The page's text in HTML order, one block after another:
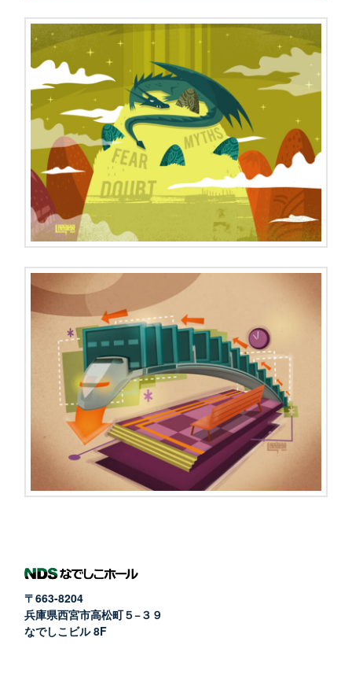
〒663-8204
兵庫県西宮市高松町５−３９
なでしこビル 8F